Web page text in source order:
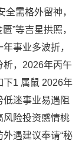
全需格外留神，
”等吉星拱照，
事业多波折，
析，2026年丙午
下1 属鼠 2026年
迷事业易遇阻
风险投资感情桃
遇建议奉请“秘